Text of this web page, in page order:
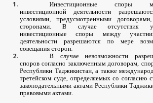
Инвестиционные
споры
инвестиционной
деятельности
условиями, предусмотренными договорами
сторонами.В случае отсутствия
инвестиционные
споры между
деятельности
разрешаются по мере
совещания сторон.
В
случае невозможности
споров согласно заключенным договорам,
Республики Таджикистан, а также
третейском суде, определяемых со согласию
законодательными актами Республики
правовыми актами.